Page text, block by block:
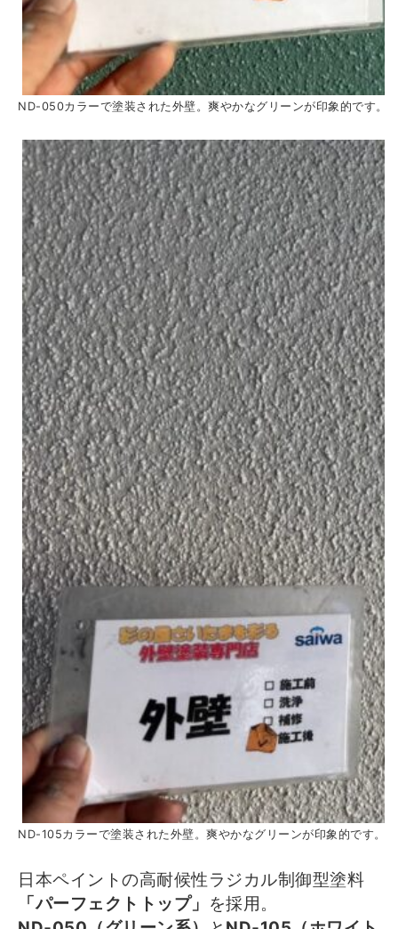
ND-050カラーで塗装された外壁。爽やかなグリーンが印象的です。
ND-105カラーで塗装された外壁。爽やかなグリーンが印象的です。
日本ペイントの高耐候性ラジカル制御型塗料
「パーフェクトトップ」 を採用。